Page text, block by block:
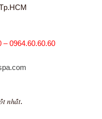
– 0964.60.60.60
𝑛ℎ𝑎̂́𝑡.